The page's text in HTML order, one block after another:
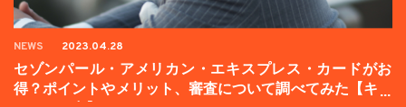
NEWS 2023.04.28
セゾンパール・アメリカン・エキスプレス・カードがお
得？ポイントやメリット、審査について調べてみた【キャ